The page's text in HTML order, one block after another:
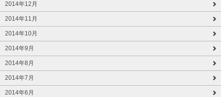
2014年12月
2014年11月
2014年10月
2014年9月
2014年8月
2014年7月
2014年6月